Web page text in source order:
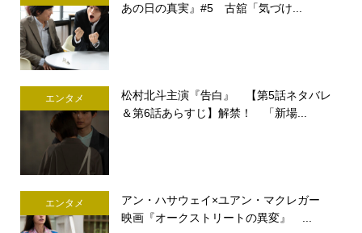
あの日の真実』#5 古舘「気づけ...
エンタメ
松村北斗主演『告白』 【第5話ネタバレ
＆第6話あらすじ】解禁！ 「新場...
エンタメ
アン・ハサウェイ×ユアン・マクレガー
映画『オークストリートの異変』 ...